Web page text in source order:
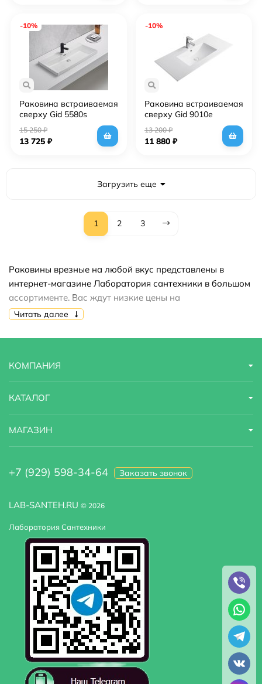
-10%
Раковина встраиваемая
сверху Gid 5580s
15 250₽
13 725 ₽
-10%
Раковина встраиваемая
сверху Gid 9010e
13 200₽
11 880 ₽
Загрузить еще
1 2 3
Раковины врезные на любой вкус представлены в
интернет-магазине Лаборатория сантехники в большом
ассортименте. Вас ждут низкие цены на
продукцию,акции,скидки,распродажи. Купить раковины
Читать далее
LAB-SANTEH.RU © 2026
Лаборатория Сантехники
КОМПАНИЯ
КАТАЛОГ
МАГАЗИН
+7 (929) 598-34-64 Заказать звонок